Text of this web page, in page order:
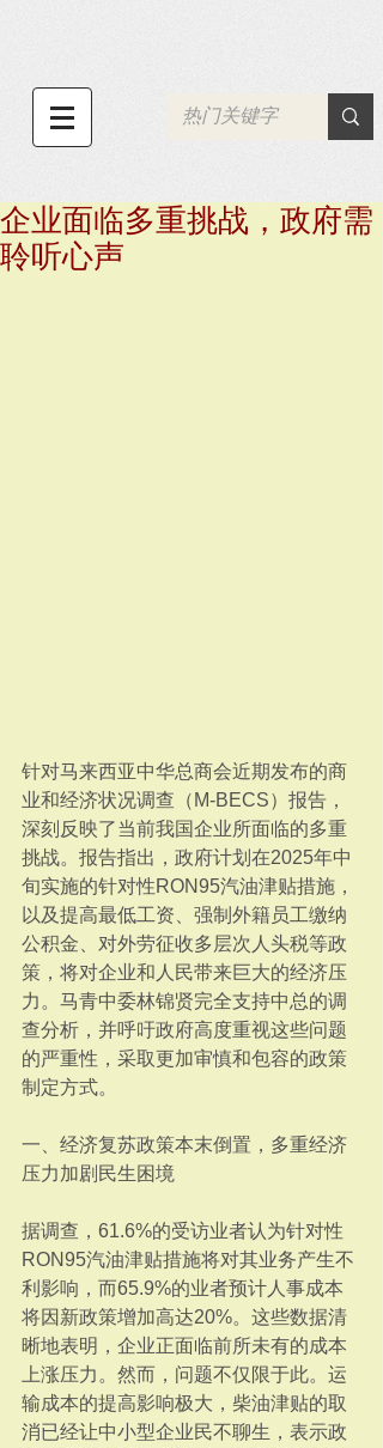
企业面临多重挑战，政府需
聆听心声
针对马来西亚中华总商会近期发布的商
业和经济状况调查（M-BECS）报告，
深刻反映了当前我国企业所面临的多重
挑战。报告指出，政府计划在2025年中
旬实施的针对性RON95汽油津贴措施，
以及提高最低工资、强制外籍员工缴纳
公积金、对外劳征收多层次人头税等政
策，将对企业和人民带来巨大的经济压
力。马青中委林锦贤完全支持中总的调
查分析，并呼吁政府高度重视这些问题
的严重性，采取更加审慎和包容的政策
制定方式。
一、经济复苏政策本末倒置，多重经济
压力加剧民生困境
据调查，61.6%的受访业者认为针对性
RON95汽油津贴措施将对其业务产生不
利影响，而65.9%的业者预计人事成本
将因新政策增加高达20%。这些数据清
晰地表明，企业正面临前所未有的成本
上涨压力。然而，问题不仅限于此。运
输成本的提高影响极大，柴油津贴的取
消已经让中小型企业民不聊生，表示政